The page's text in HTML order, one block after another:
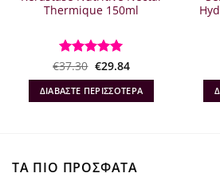
Thermique 150ml
Βαθμολογήθηκε
με5από 5
€37.30 Original
was:
€37.30.
€29.84Η
τιμή
είναι:
€29.84.
ΔΙΑΒΆΣΤΕ ΠΕΡΙΣΣΌΤΕΡΑ
ΤΑ ΠΙΟ ΠΡΟΣΦΑΤΑ